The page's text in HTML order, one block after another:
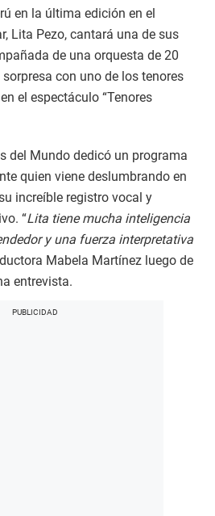
en la última edición en el
Lita Pezo, cantará una de sus
de una orquesta de 20
con uno de los tenores
el espectáculo “Tenores
del Mundo dedicó un programa
quien viene deslumbrando en
increíble registro vocal y
“Lita tiene mucha inteligencia
y una fuerza interpretativa
Mabela Martínez luego de
entrevista.